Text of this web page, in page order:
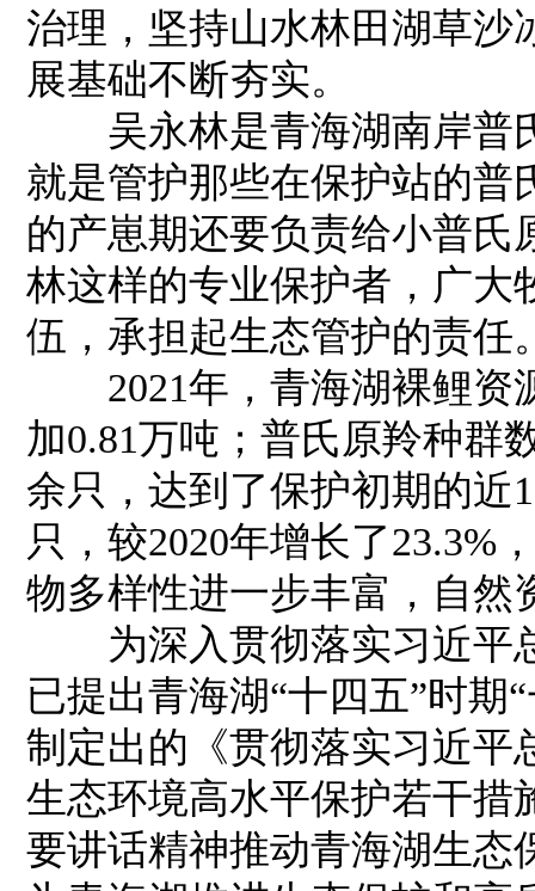
治理，坚持山水林田湖草沙
展基础不断夯实。
吴永林是青海湖南岸普
就是管护那些在保护站的普
的产崽期还要负责给小普氏
林这样的专业保护者，广大
伍，承担起生态管护的责任
2021年，青海湖裸鲤资
加0.81万吨；普氏原羚种群
余只，达到了保护初期的近
只，较2020年增长了23.3%
物多样性进一步丰富，自然
为深入贯彻落实习近平
已提出青海湖“十四五”时期
制定出的《贯彻落实习近平
生态环境高水平保护若干措
要讲话精神推动青海湖生态